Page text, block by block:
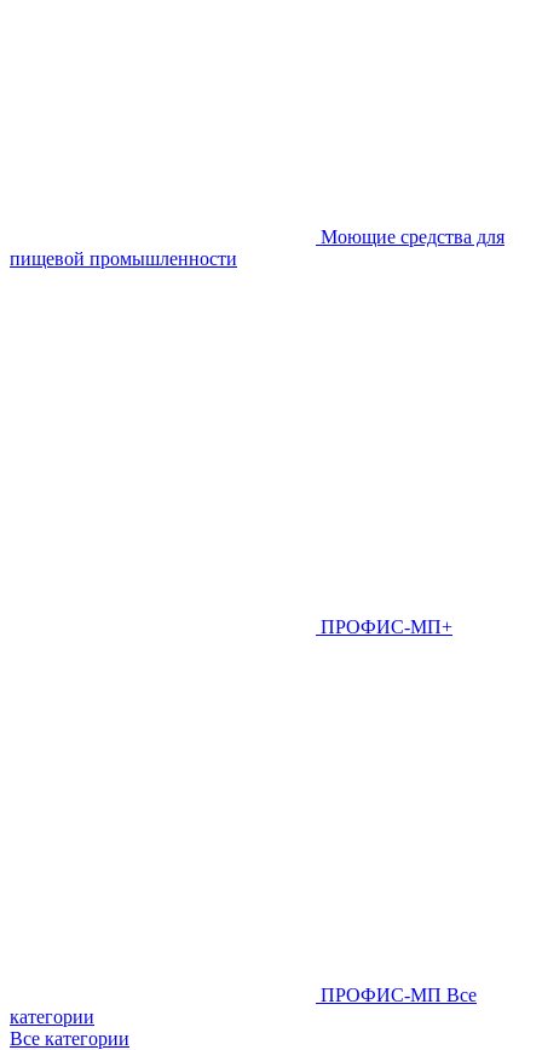
Моющие средства для
пищевой промышленности
ПРОФИС-МП+
ПРОФИС-МП Все
категории
Все категории